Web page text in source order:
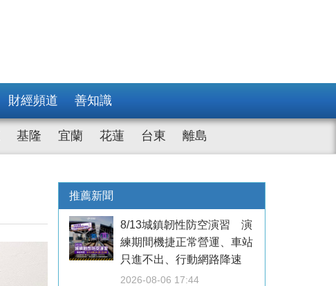
財經頻道 善知識
基隆 宜蘭 花蓮 台東 離島
推薦新聞
8/13城鎮韌性防空演習 演
練期間機捷正常營運、車站
只進不出、行動網路降速
2026-08-06 17:44